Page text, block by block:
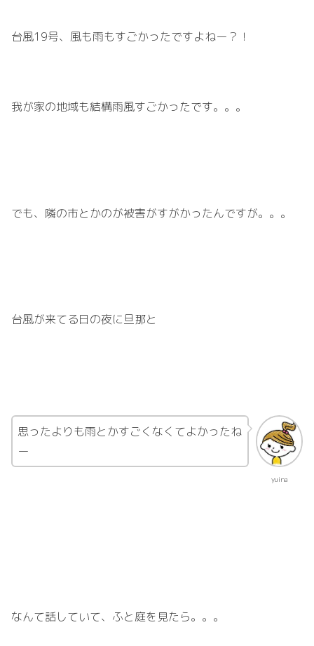
台風19号、風も雨もすごかったですよねー？！
我が家の地域も結構雨風すごかったです。。。
でも、隣の市とかのが被害がすがかったんですが。。。
台風が来てる日の夜に旦那と
yuina
思ったよりも雨とかすごくなくてよかったね
ー
なんて話していて、ふと庭を見たら。。。